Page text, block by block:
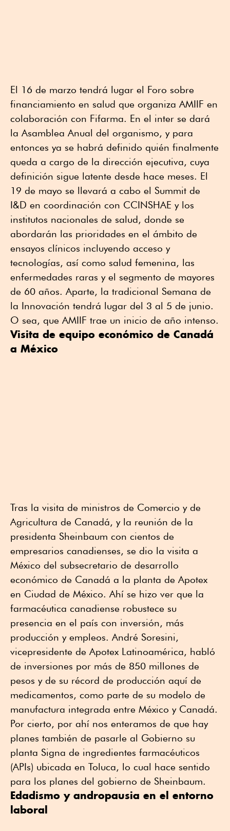
El 16 de marzo tendrá lugar el Foro sobre
financiamiento en salud que organiza AMIIF en
colaboración con Fifarma. En el inter se dará
la Asamblea Anual del organismo, y para
entonces ya se habrá definido quién finalmente
queda a cargo de la dirección ejecutiva, cuya
definición sigue latente desde hace meses. El
19 de mayo se llevará a cabo el Summit de
I&D en coordinación con CCINSHAE y los
institutos nacionales de salud, donde se
abordarán las prioridades en el ámbito de
ensayos clínicos incluyendo acceso y
tecnologías, así como salud femenina, las
enfermedades raras y el segmento de mayores
de 60 años. Aparte, la tradicional Semana de
la Innovación tendrá lugar del 3 al 5 de junio.
O sea, que AMIIF trae un inicio de año intenso.
Visita de equipo económico de Canadá
a México
Tras la visita de ministros de Comercio y de
Agricultura de Canadá, y la reunión de la
presidenta Sheinbaum con cientos de
empresarios canadienses, se dio la visita a
México del subsecretario de desarrollo
económico de Canadá a la planta de Apotex
en Ciudad de México. Ahí se hizo ver que la
farmacéutica canadiense robustece su
presencia en el país con inversión, más
producción y empleos. André Soresini,
vicepresidente de Apotex Latinoamérica, habló
de inversiones por más de 850 millones de
pesos y de su récord de producción aquí de
medicamentos, como parte de su modelo de
manufactura integrada entre México y Canadá.
Por cierto, por ahí nos enteramos de que hay
planes también de pasarle al Gobierno su
planta Signa de ingredientes farmacéuticos
(APIs) ubicada en Toluca, lo cual hace sentido
para los planes del gobierno de Sheinbaum.
Edadismo y andropausia en el entorno
laboral